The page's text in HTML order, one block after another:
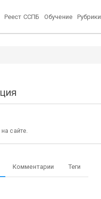
Реест ССПБ Обучение Рубрики
сайте.
Комментарии Теги